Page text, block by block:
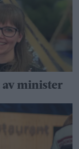
av minister